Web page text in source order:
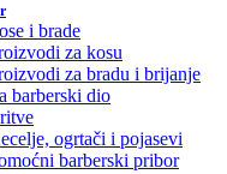
i brade
za kosu
za bradu i brijanje
barberski dio
ogrtači i pojasevi
barberski pribor